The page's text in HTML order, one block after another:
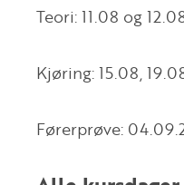
Teori: 11.08 og
Kjøring: 15.08,
Førerprøve: